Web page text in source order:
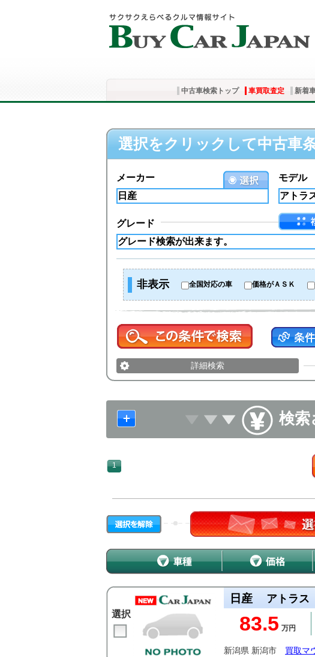
中古車検索トップ 車買取査定 新着
選択をクリックして中古車
モデル
メーカー
グレード
非表示 全国対応の車 価格がＡＳＫ
詳細検索
検索
1
選択
日産 アトラス
83.5 万円
新潟県 新潟市 買取マ